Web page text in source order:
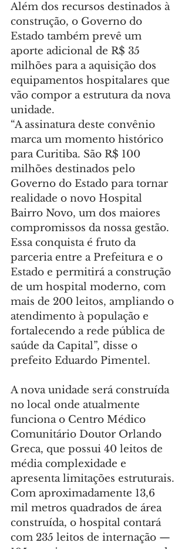
Além dos recursos destinados à
construção, o Governo do
Estado também prevê um
aporte adicional de R$ 35
milhões para a aquisição dos
equipamentos hospitalares que
vão compor a estrutura da nova
unidade.
“A assinatura deste convênio
marca um momento histórico
para Curitiba. São R$ 100
milhões destinados pelo
Governo do Estado para tornar
realidade o novo Hospital
Bairro Novo, um dos maiores
compromissos da nossa gestão.
Essa conquista é fruto da
parceria entre a Prefeitura e o
Estado e permitirá a construção
de um hospital moderno, com
mais de 200 leitos, ampliando o
atendimento à população e
fortalecendo a rede pública de
saúde da Capital”, disse o
prefeito Eduardo Pimentel.
A nova unidade será construída
no local onde atualmente
funciona o Centro Médico
Comunitário Doutor Orlando
Greca, que possui 40 leitos de
média complexidade e
apresenta limitações estruturais.
Com aproximadamente 13,6
mil metros quadrados de área
construída, o hospital contará
com 235 leitos de internação —